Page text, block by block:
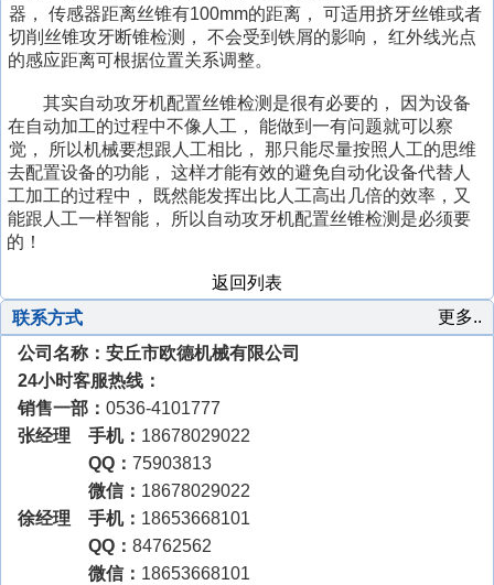
机
来
宾
控
攻
丝
机
丝
机
平
电
动
攻
丝
机
丝
机
丝
机
金
螺
纹
机
器，
临
夏
市
动
攻
丝
机
江
门
臂
式
攻
丝
机
传感器距离丝锥有100mm的距离，
克
拉
玛
车
丝
机
可适用挤牙丝锥或者
切削丝锥攻牙断锥检测，
福
鼎
自
动
攻
丝
机
不会受到铁屑的影响，
中
卫
向
攻
牙
机
珠
海
控
攻
牙
机
红外线光点
的感应距离可根据位置关系调整。
宜
数
控
攻
丝
机
其实自动攻牙机配置丝锥检测是很有必要的，
乡
县
旋
臂
式
攻
因为设备
在自动加工的过程中不像人工，
台
州
市
液
压
攻
能做到一有问题就可以察
觉，
潍
坊
市
触
摸
牙
机
所以机械要想跟人工相比，
金
乡
县
液
压
机
那只能尽量按照人工的思维
去配置设备的功能，
大
庆
市
万
牙
机
这样才能有效的避免自动化设备代替人
工加工的过程中，
贵
阳
市
万
向
攻
丝
机
既然能发挥出比人工高出几倍的效率，又
能跟人工一样智能，
鞍
山
向
攻
牙
机
所以自动攻牙机配置丝锥检测是必须要
的！
返回列表
更多..
联系方式
公司名称：安丘市欧德机械有限公司
24小时客服热线：
销售一部： 0536-4101777
张经理 手机： 18678029022
QQ： 75903813
微信： 18678029022
徐经理 手机： 18653668101
QQ： 84762562
微信： 18653668101